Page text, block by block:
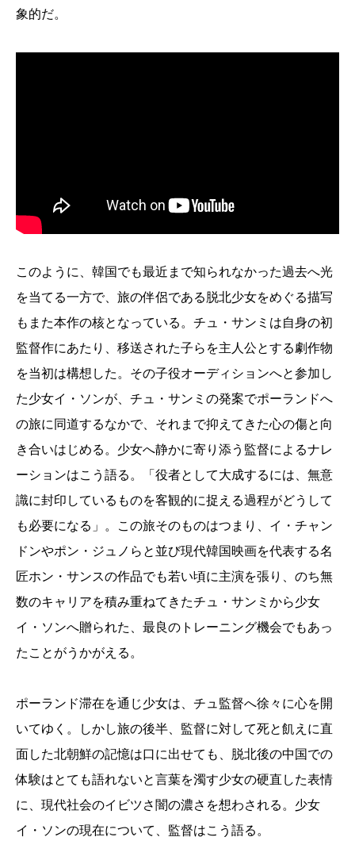
象的だ。
このように、韓国でも最近まで知られなかった過去へ光
を当てる一方で、旅の伴侶である脱北少女をめぐる描写
もまた本作の核となっている。チュ・サンミは自身の初
監督作にあたり、移送された子らを主人公とする劇作物
を当初は構想した。その子役オーディションへと参加し
た少女イ・ソンが、チュ・サンミの発案でポーランドへ
の旅に同道するなかで、それまで抑えてきた心の傷と向
き合いはじめる。少女へ静かに寄り添う監督によるナレ
ーションはこう語る。「役者として大成するには、無意
識に封印しているものを客観的に捉える過程がどうして
も必要になる」。この旅そのものはつまり、イ・チャン
ドンやポン・ジュノらと並び現代韓国映画を代表する名
匠ホン・サンスの作品でも若い頃に主演を張り、のち無
数のキャリアを積み重ねてきたチュ・サンミから少女
イ・ソンへ贈られた、最良のトレーニング機会でもあっ
たことがうかがえる。
ポーランド滞在を通じ少女は、チュ監督へ徐々に心を開
いてゆく。しかし旅の後半、監督に対して死と飢えに直
面した北朝鮮の記憶は口に出せても、脱北後の中国での
体験はとても語れないと言葉を濁す少女の硬直した表情
に、現代社会のイビツさ闇の濃さを想わされる。少女
イ・ソンの現在について、監督はこう語る。